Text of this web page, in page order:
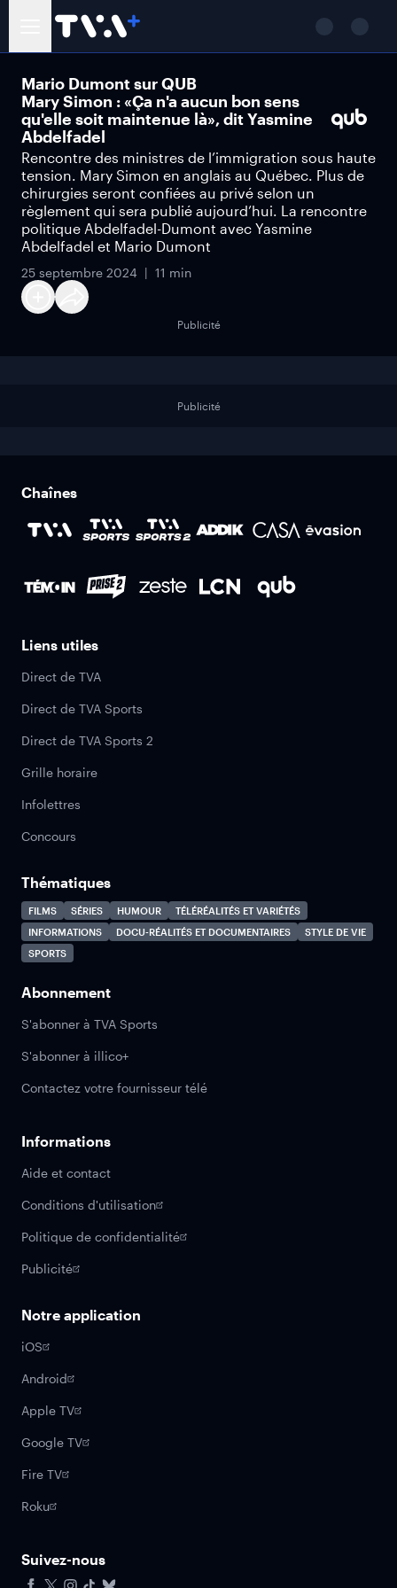
Mario Dumont sur QUB
Mary Simon : «Ça n'a aucun bon sens
qu'elle soit maintenue là», dit Yasmine
Abdelfadel
Rencontre des ministres de l’immigration sous haute
tension. Mary Simon en anglais au Québec. Plus de
chirurgies seront confiées au privé selon un
règlement qui sera publié aujourd’hui. La rencontre
politique Abdelfadel-Dumont avec Yasmine
Abdelfadel et Mario Dumont
25 septembre 2024 11 min
Publicité
Publicité
Chaînes
Liens utiles
Direct de TVA
Direct de TVA Sports
Direct de TVA Sports 2
Grille horaire
Infolettres
Concours
Thématiques
FILMS SÉRIES HUMOUR
TÉLÉRÉALITÉS ET VARIÉTÉS
INFORMATIONS
DOCU-RÉALITÉS ET DOCUMENTAIRES
STYLE DE VIE
SPORTS
Abonnement
S'abonner à TVA Sports
S'abonner à illico+
Contactez votre fournisseur télé
Informations
Aide et contact
Conditions d'utilisation
Politique de confidentialité
Publicité
Notre application
iOS
Android
Apple TV
Google TV
Fire TV
Roku
Suivez-nous